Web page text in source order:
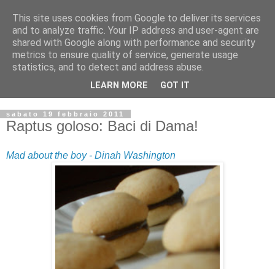
sabato 19 febbraio 2011
Raptus goloso: Baci di Dama!
Mad about the boy - Dinah Washington
This site uses cookies from Google to deliver its services
and to analyze traffic. Your IP address and user-agent are
shared with Google along with performance and security
metrics to ensure quality of service, generate usage
statistics, and to detect and address abuse.
LEARN MORE GOT IT